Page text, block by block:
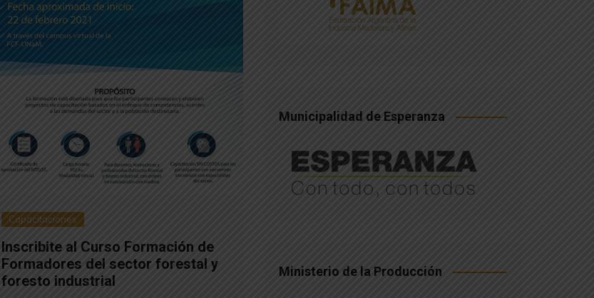
Capacitaciones
Inscribite al Curso Formación de
Formadores del sector forestal y
foresto industrial
Municipalidad de Esperanza
Ministerio de la Producción